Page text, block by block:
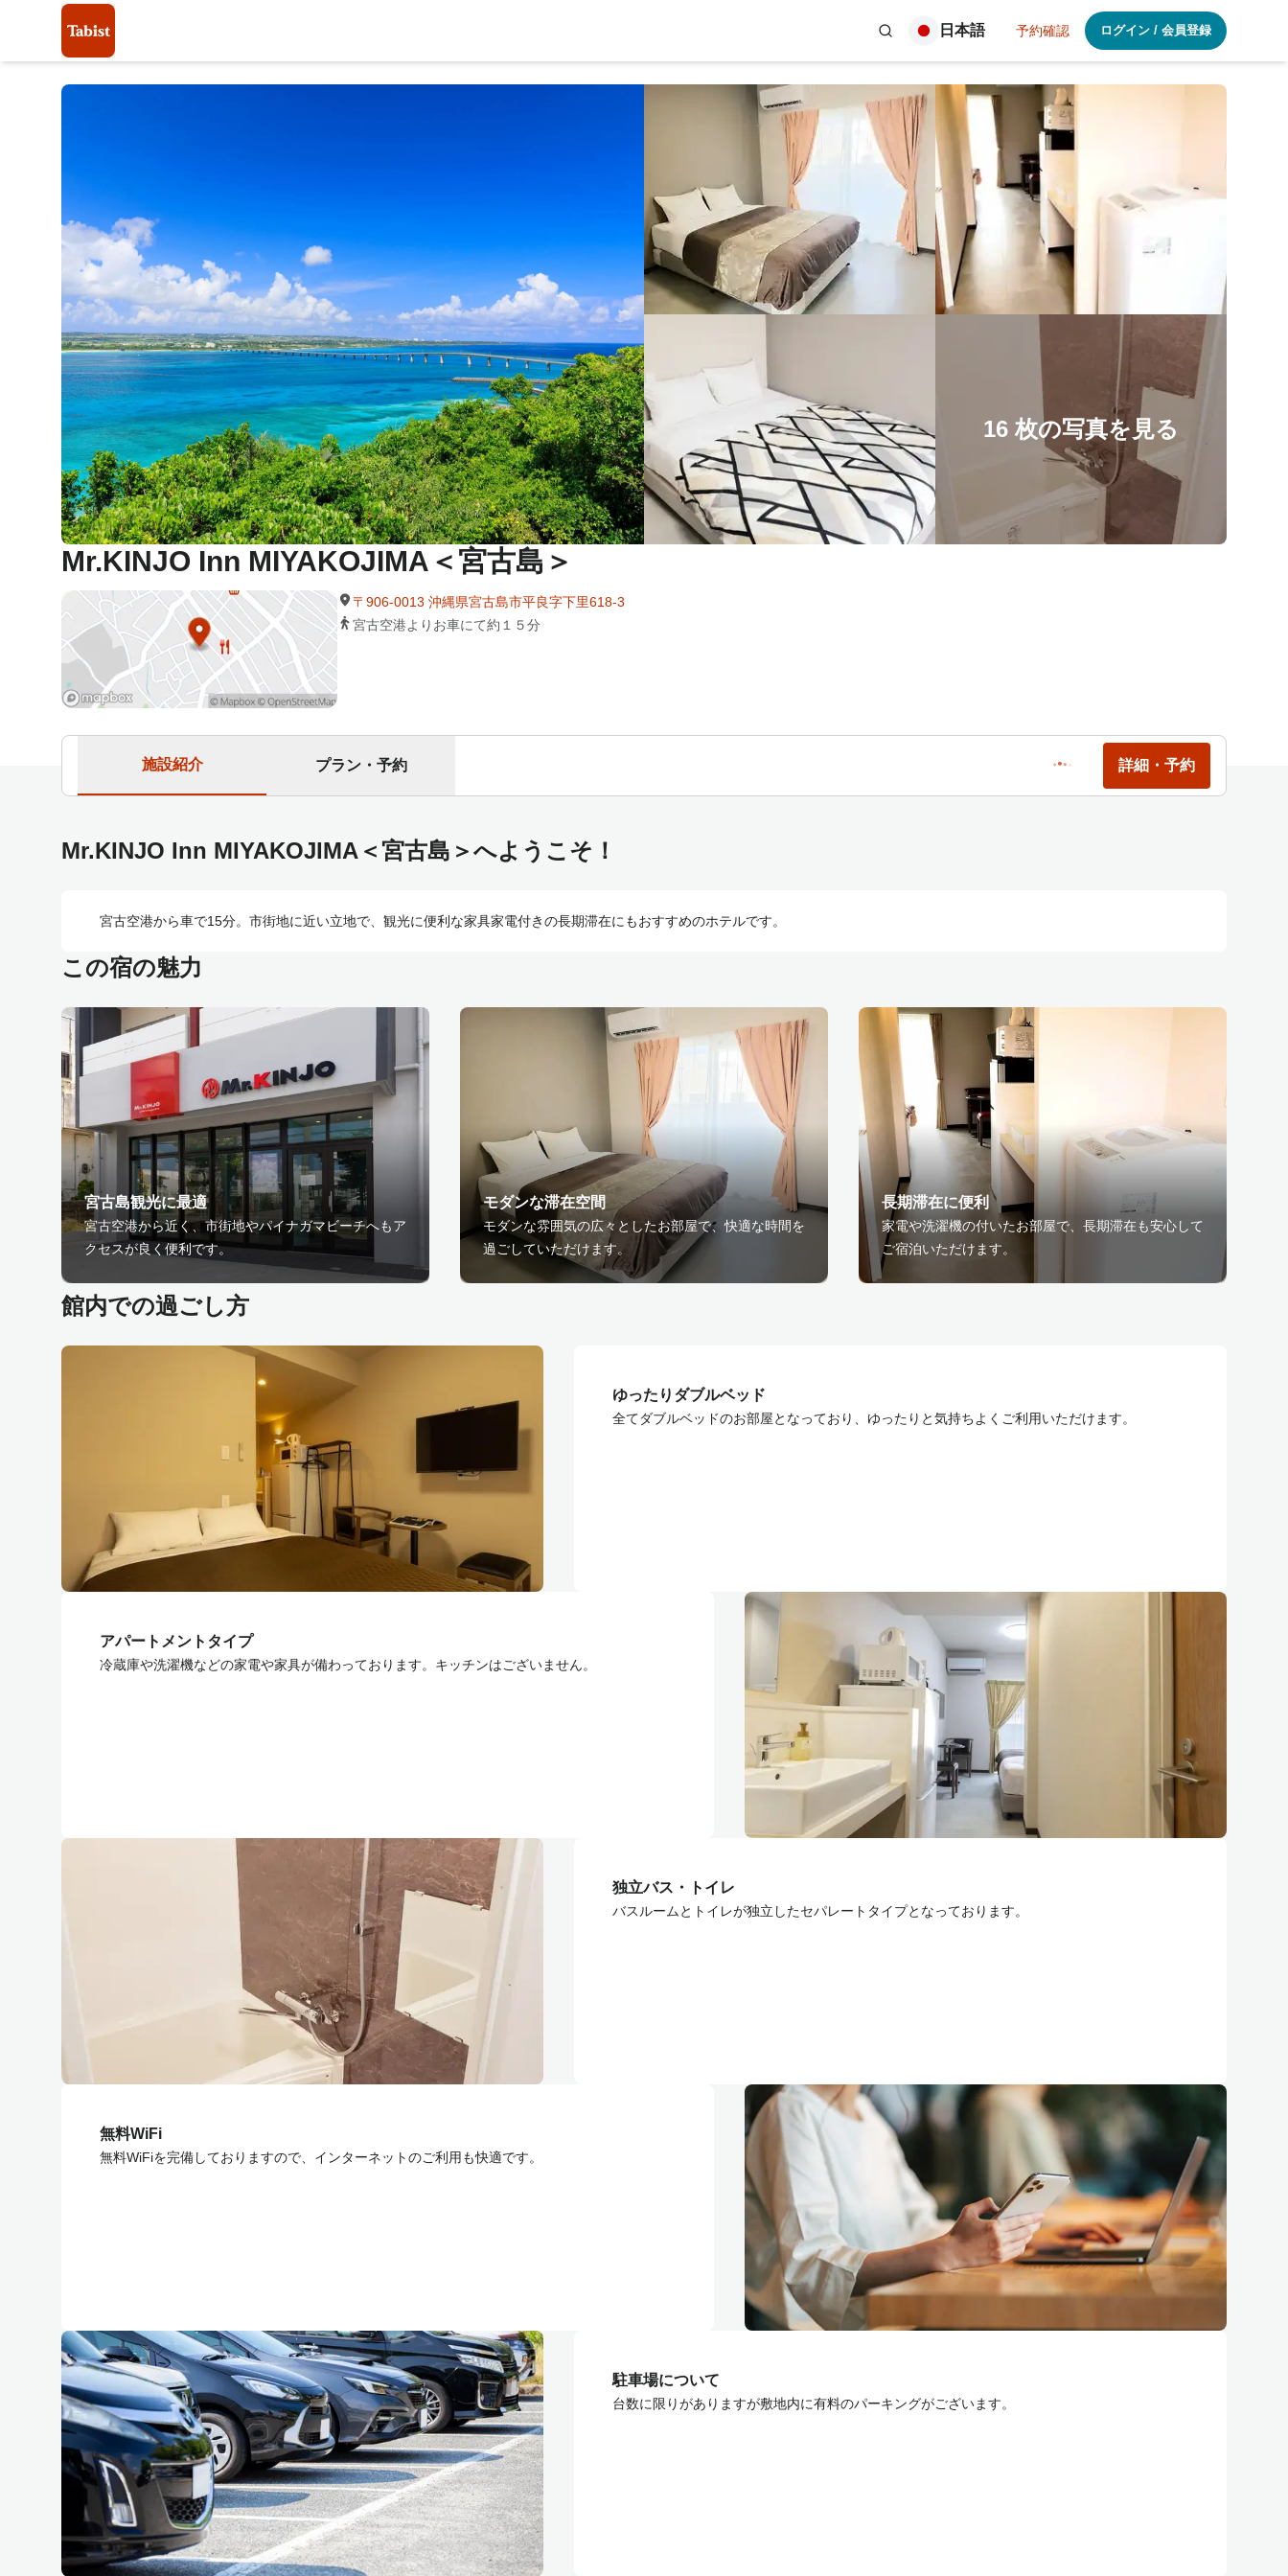
日本語 予約確認 ログイン / 会員登録
16 枚の写真を見る
Mr.KINJO Inn MIYAKOJIMA＜宮古島＞
〒906-0013 沖縄県宮古島市平良字下里618-3
宮古空港よりお車にて約１５分
施設紹介 プラン・予約 詳細・予約
Mr.KINJO Inn MIYAKOJIMA＜宮古島＞へようこそ！
宮古空港から車で15分。市街地に近い立地で、観光に便利な家具家電付きの長期滞在にもおすすめのホテルです。
この宿の魅力
宮古島観光に最適
宮古空港から近く、市街地やパイナガマビーチへもア
クセスが良く便利です。
モダンな滞在空間
モダンな雰囲気の広々としたお部屋で、快適な時間を
過ごしていただけます。
長期滞在に便利
家電や洗濯機の付いたお部屋で、長期滞在も安心して
ご宿泊いただけます。
館内での過ごし方
ゆったりダブルベッド
全てダブルベッドのお部屋となっており、ゆったりと気持ちよくご利用いただけます。
アパートメントタイプ
冷蔵庫や洗濯機などの家電や家具が備わっております。キッチンはございません。
独立バス・トイレ
バスルームとトイレが独立したセパレートタイプとなっております。
無料WiFi
無料WiFiを完備しておりますので、インターネットのご利用も快適です。
駐車場について
台数に限りがありますが敷地内に有料のパーキングがございます。